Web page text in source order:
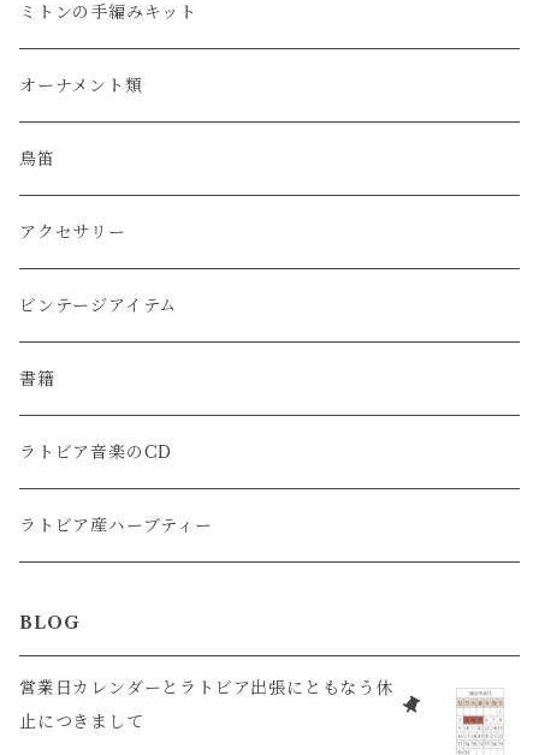
ミトンの手編みキット
オーナメント類
鳥笛
アクセサリー
ビンテージアイテム
書籍
ラトビア音楽のCD
ラトビア産ハーブティー
BLOG
営業日カレンダーとラトビア出張にともなう休
止につきまして